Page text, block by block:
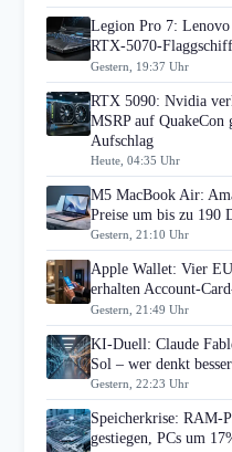
Legion Pro 7:
RTX-5070-
Gestern, 19:37 Uhr
RTX 5090: Nvidia
MSRP auf QuakeCon
Aufschlag
Heute, 04:35 Uhr
M5 MacBook Air:
Preise um bis zu 190
Gestern, 21:10 Uhr
Apple Wallet: Vier
erhalten Account-
Gestern, 21:49 Uhr
KI-Duell: Claude
Sol – wer denkt
Gestern, 22:23 Uhr
Speicherkrise: RAM-
gestiegen, PCs um